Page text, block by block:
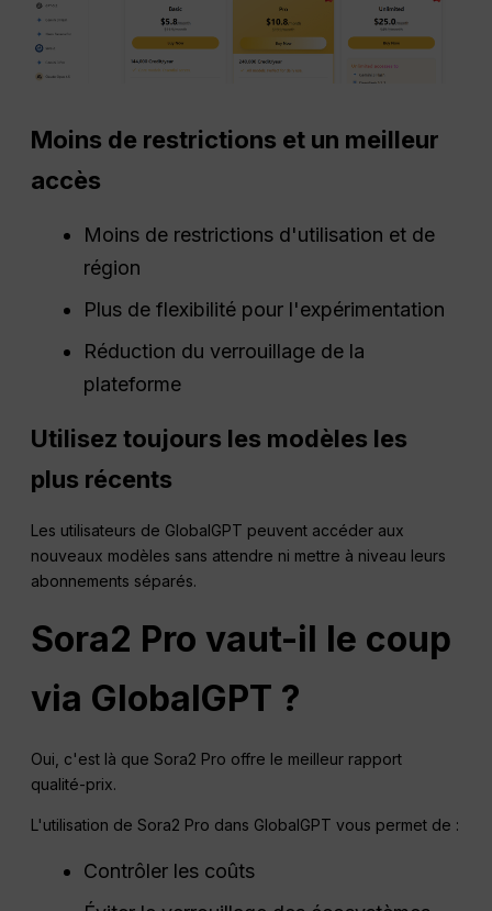
Moins de restrictions et un meilleur
accès
Moins de restrictions d'utilisation et de
région
Plus de flexibilité pour l'expérimentation
Réduction du verrouillage de la
plateforme
Utilisez toujours les modèles les
plus récents
Les utilisateurs de GlobalGPT peuvent accéder aux
nouveaux modèles sans attendre ni mettre à niveau leurs
abonnements séparés.
Sora2 Pro vaut-il le coup
via GlobalGPT ?
Oui, c'est là que Sora2 Pro offre le meilleur rapport
qualité-prix.
L'utilisation de Sora2 Pro dans GlobalGPT vous permet de :
Contrôler les coûts